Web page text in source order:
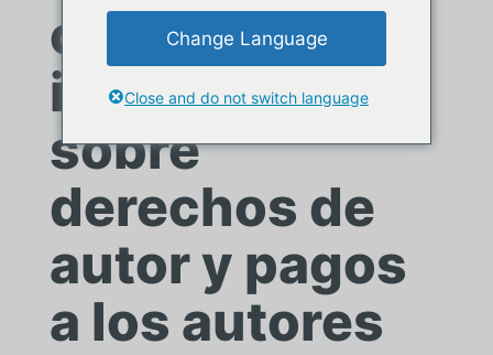
complejos
informes
sobre
derechos de
autor y pagos
a los autores
Change Language
Close and do not switch language